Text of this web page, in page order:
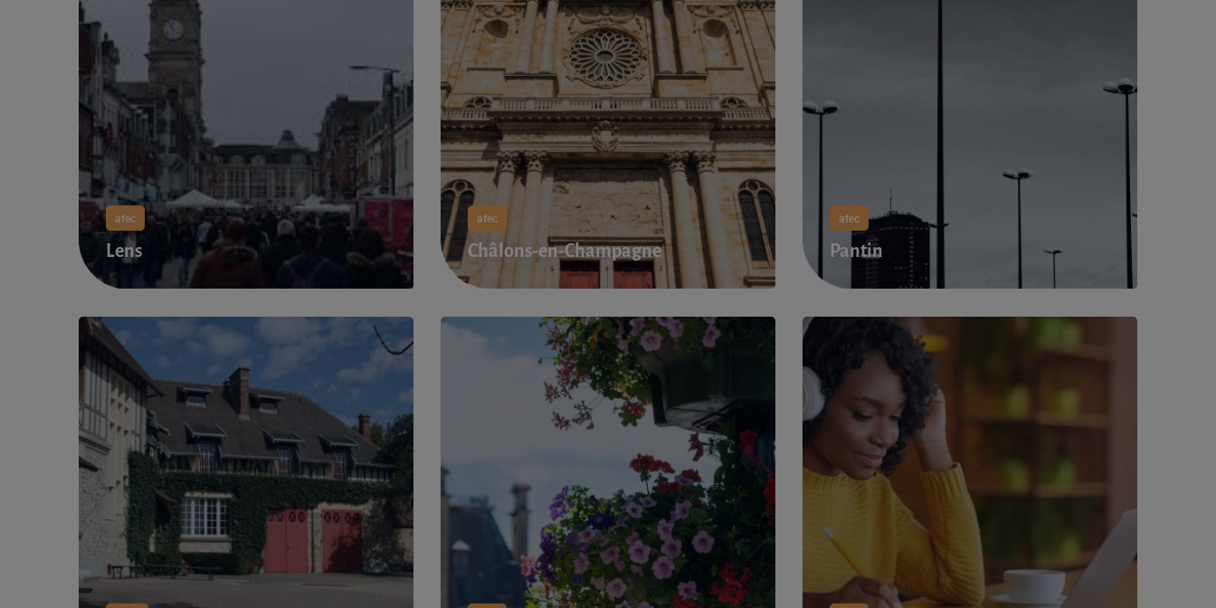
afec
Lens
afec
Châlons-en-Champagne
afec
Pantin